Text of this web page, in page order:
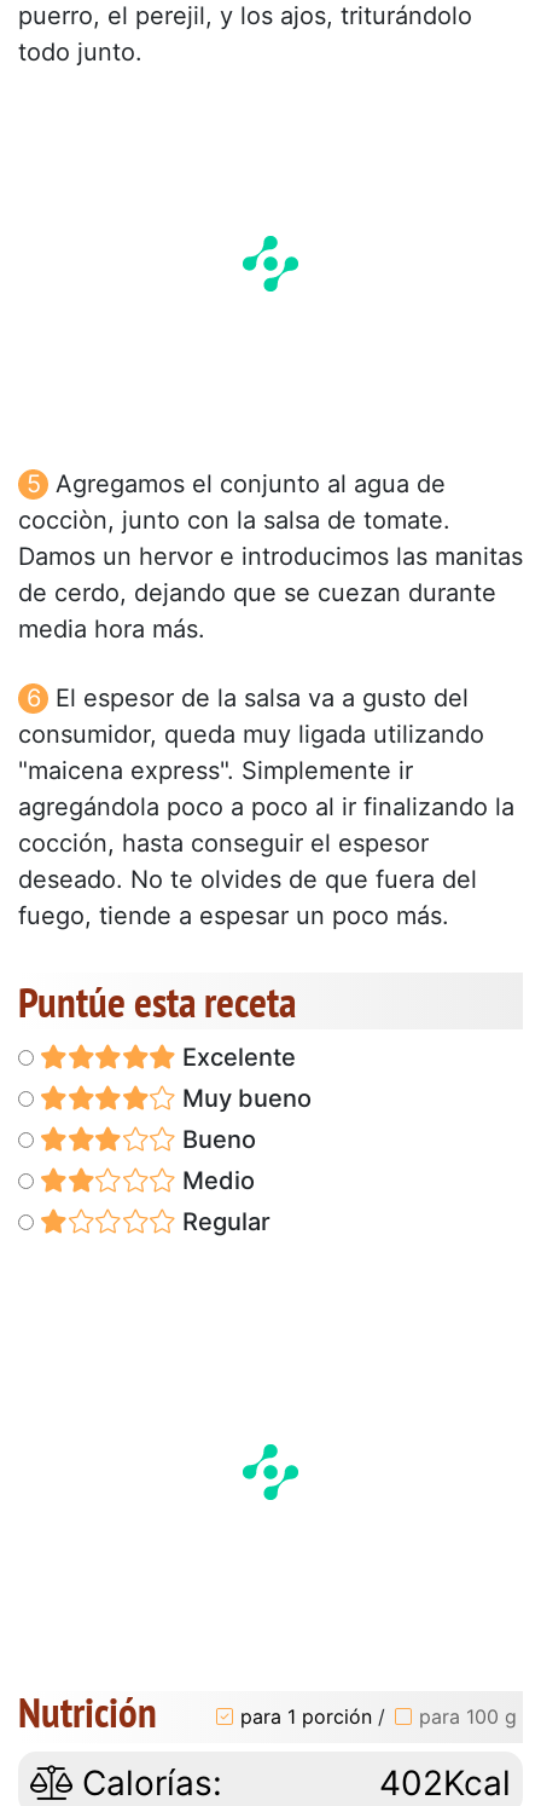
puerro, el perejil, y los ajos, triturándolo
todo junto.
Agregamos el conjunto al agua de
cocciòn, junto con la salsa de tomate.
Damos un hervor e introducimos las manitas
de cerdo, dejando que se cuezan durante
media hora más.
El espesor de la salsa va a gusto del
consumidor, queda muy ligada utilizando
"maicena express". Simplemente ir
agregándola poco a poco al ir finalizando la
cocción, hasta conseguir el espesor
deseado. No te olvides de que fuera del
fuego, tiende a espesar un poco más.
Puntúe esta receta
Excelente
Muy bueno
Bueno
Medio
Regular
Nutrición para 1 porción / para 100 g
Calorías: 402Kcal